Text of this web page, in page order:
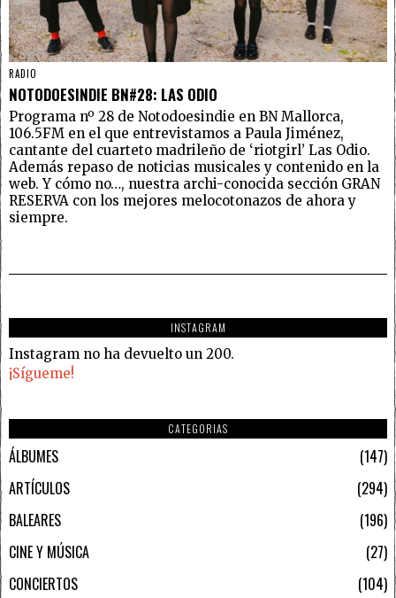
RADIO
NOTODOESINDIE BN#28: LAS ODIO
Programa nº 28 de Notodoesindie en BN Mallorca,
106.5FM en el que entrevistamos a Paula Jiménez,
cantante del cuarteto madrileño de ‘riotgirl’ Las Odio.
Además repaso de noticias musicales y contenido en la
web. Y cómo no…, nuestra archi-conocida sección GRAN
RESERVA con los mejores melocotonazos de ahora y
siempre.
INSTAGRAM
Instagram no ha devuelto un 200.
¡Sígueme!
CATEGORIAS
ÁLBUMES
147
ARTÍCULOS
294
BALEARES
196
CINE Y MÚSICA
27
CONCIERTOS
104